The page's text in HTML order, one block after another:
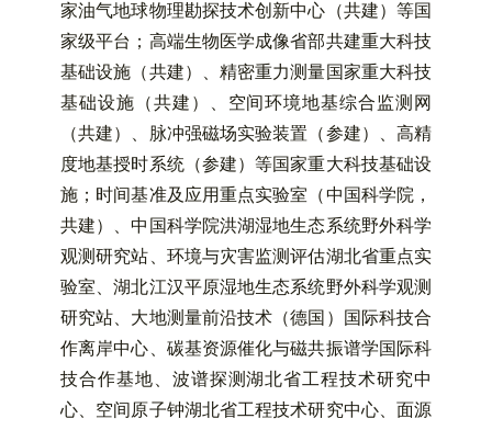
家油气地球物理勘探技术创新中心（共建）等国
家级平台；高端生物医学成像省部共建重大科技
基础设施（共建）、精密重力测量国家重大科技
基础设施（共建）
空间环境地基综合监测网
（共建）
脉冲强磁场实验装置（参建）
高精
度地基授时系统（参建）等国家重大科技基础设
施；时间基准及应用重点实验室（中国科学院，
共建）、中国科学院洪湖湿地生态系统野外科学
观测研究站、环境与灾害监测评估湖北省重点实
验室、湖北江汉平原湿地生态系统野外科学观测
研究站、大地测量前沿技术（德国）国际科技合
作离岸中心、碳基资源催化与磁共振谱学国际科
技合作基地、波谱探测湖北省工程技术研究中
心、空间原子钟湖北省工程技术研究中心、面源